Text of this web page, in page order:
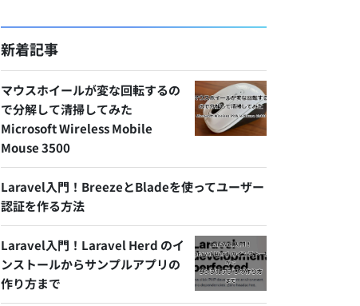
新着記事
マウスホイールが変な回転するの
で分解して清掃してみた
Microsoft Wireless Mobile
Mouse 3500
Laravel入門！BreezeとBladeを使ってユーザー
認証を作る方法
Laravel入門！Laravel Herd のイ
ンストールからサンプルアプリの
作り方まで